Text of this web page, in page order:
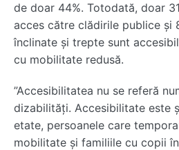
de doar 44%. Totodată, doar
acces către clădirile publice și
înclinate și trepte sunt
cu mobilitate redusă.
”Accesibilitatea nu se referă
dizabilități. Accesibilitate este
etate, persoanele care
mobilitate și familiile cu copii